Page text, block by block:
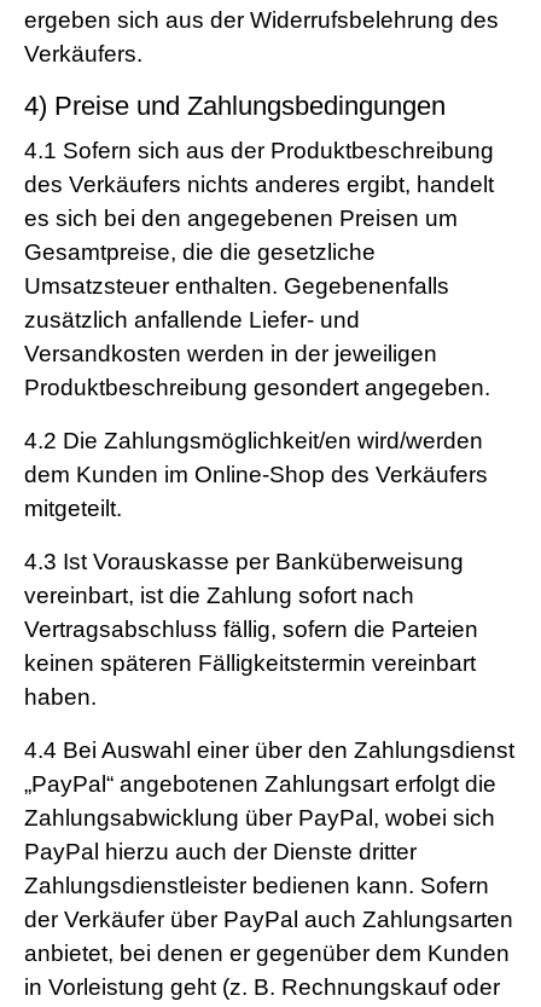
ergeben sich aus der Widerrufsbelehrung des
Verkäufers.
4) Preise und Zahlungsbedingungen
4.1 Sofern sich aus der Produktbeschreibung
des Verkäufers nichts anderes ergibt, handelt
es sich bei den angegebenen Preisen um
Gesamtpreise, die die gesetzliche
Umsatzsteuer enthalten. Gegebenenfalls
zusätzlich anfallende Liefer- und
Versandkosten werden in der jeweiligen
Produktbeschreibung gesondert angegeben.
4.2 Die Zahlungsmöglichkeit/en wird/werden
dem Kunden im Online-Shop des Verkäufers
mitgeteilt.
4.3 Ist Vorauskasse per Banküberweisung
vereinbart, ist die Zahlung sofort nach
Vertragsabschluss fällig, sofern die Parteien
keinen späteren Fälligkeitstermin vereinbart
haben.
4.4 Bei Auswahl einer über den Zahlungsdienst
„PayPal“ angebotenen Zahlungsart erfolgt die
Zahlungsabwicklung über PayPal, wobei sich
PayPal hierzu auch der Dienste dritter
Zahlungsdienstleister bedienen kann. Sofern
der Verkäufer über PayPal auch Zahlungsarten
anbietet, bei denen er gegenüber dem Kunden
in Vorleistung geht (z. B. Rechnungskauf oder